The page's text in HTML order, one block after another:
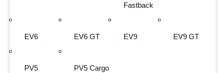
Fastback
EV6 EV6 GT EV9 EV9 GT
PV5
PV5 Cargo